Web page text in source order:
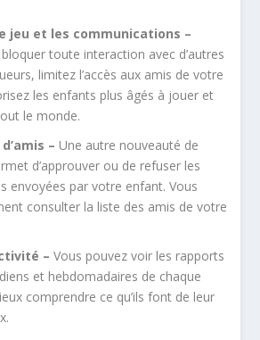
jeu et les communications –
toute interaction avec d’autres
limitez l’accès aux amis de votre
les enfants plus âgés à jouer et
le monde.
– Une autre nouveauté de
d’approuver ou de refuser les
envoyées par votre enfant. Vous
consulter la liste des amis de votre
– Vous pouvez voir les rapports
et hebdomadaires de chaque
comprendre ce qu’ils font de leur